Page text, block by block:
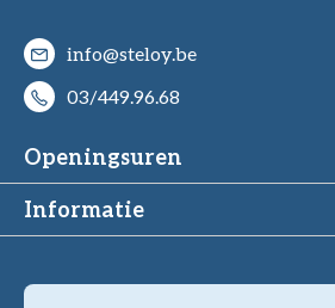
info@steloy.be
03/449.96.68
Openingsuren
Informatie